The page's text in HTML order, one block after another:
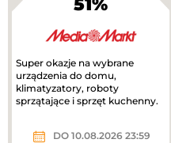
51%
Super okazje na wybrane
urządzenia do domu,
klimatyzatory, roboty
sprzątające i sprzęt kuchenny.
DO 10.08.2026 23:59